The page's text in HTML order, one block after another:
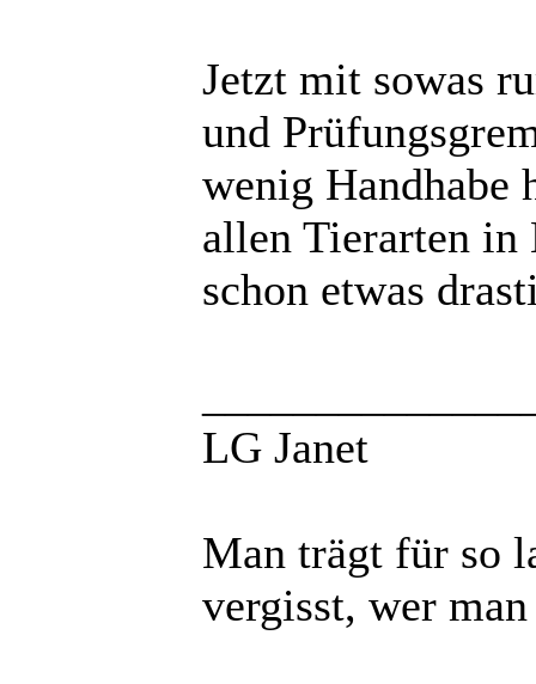
Jetzt mit sowas
und
wenig Handhabe
allen Tierarten in
schon etwas
LG Janet
Man trägt für so
vergisst, wer